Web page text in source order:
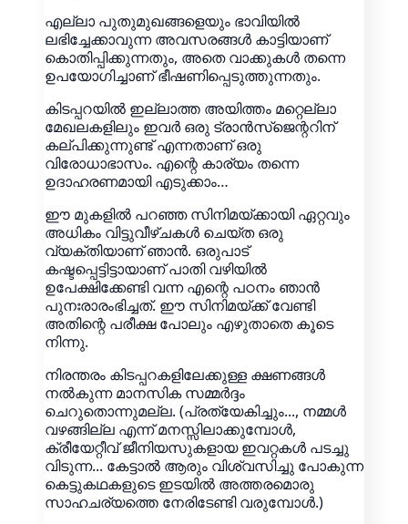
എല്ലാ പുതുമുഖങ്ങളെയും ഭാവിയിൽ
ലഭിച്ചേക്കാവുന്ന അവസരങ്ങൾ കാട്ടിയാണ്
കൊതിപ്പിക്കുന്നതും, അതെ വാക്കുകൾ തന്നെ
ഉപയോഗിച്ചാണ് ഭീഷണിപ്പെടുത്തുന്നതും.
കിടപ്പറയിൽ ഇല്ലാത്ത അയിത്തം മറ്റെല്ലാ
മേഖലകളിലും ഇവർ ഒരു ട്രാൻസ്ജെന്ററിന്
കല്പിക്കുന്നുണ്ട് എന്നതാണ് ഒരു
വിരോധാഭാസം. എന്റെ കാര്യം തന്നെ
ഉദാഹരണമായി എടുക്കാം…
ഈ മുകളിൽ പറഞ്ഞ സിനിമയ്ക്കായി ഏറ്റവും
അധികം വിട്ടുവീഴ്ചകൾ ചെയ്ത ഒരു
വ്യക്തിയാണ് ഞാൻ. ഒരുപാട്
കഷ്ടപ്പെട്ടിട്ടായാണ് പാതി വഴിയിൽ
ഉപേക്ഷിക്കേണ്ടി വന്ന എന്റെ പഠനം ഞാൻ
പുനഃരാരംഭിച്ചത്. ഈ സിനിമയ്ക്ക് വേണ്ടി
അതിന്റെ പരീക്ഷ പോലും എഴുതാതെ കൂടെ
നിന്നു.
നിരന്തരം കിടപ്പറകളിലേക്കുള്ള ക്ഷണങ്ങൾ
നൽകുന്ന മാനസിക സമ്മർദ്ദം
ചെറുതൊന്നുമല്ല. (പ്രത്യേകിച്ചും..., നമ്മൾ
വഴങ്ങില്ല എന്ന് മനസ്സിലാക്കുമ്പോൾ,
ക്രീയേറ്റീവ് ജീനിയസുകളായ ഇവറ്റകൾ പടച്ചു
വിടുന്ന... കേട്ടാൽ ആരും വിശ്വസിച്ചു പോകുന്ന
കെട്ടുകഥകളുടെ ഇടയിൽ അത്തരമൊരു
സാഹചര്യത്തെ നേരിടേണ്ടി വരുമ്പോൾ.)